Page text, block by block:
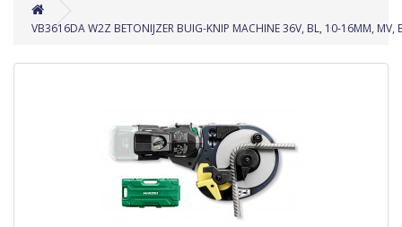
VB3616DA W2Z BETONIJZER BUIG-KNIP MACHINE 36V, BL, 10-16MM, MV,